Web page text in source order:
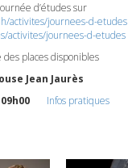
d’études sur
activites/journees-d-etudes
activites/journees-d-etudes
places disponibles
Jean Jaurès
Infos pratiques